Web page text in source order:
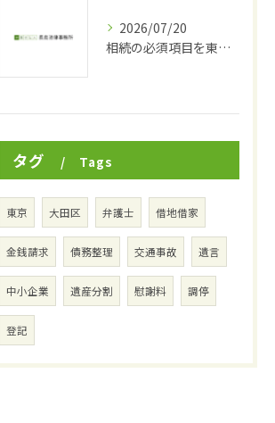
2026/07/20
相続の必須項目を東京都品川区東中延で正確に進めるための完全ガイド
タグ Tags
東京 大田区 弁護士 借地借家
金銭請求 債務整理 交通事故 遺言
中小企業 遺産分割 慰謝料 調停
登記